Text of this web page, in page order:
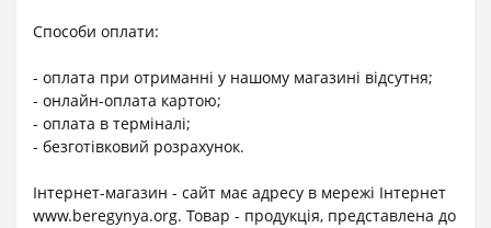
Способи оплати:
- оплата при отриманні у нашому магазині відсутня;
- онлайн-оплата картою;
- оплата в терміналі;
- безготівковий розрахунок.
Інтернет-магазин - сайт має адресу в мережі Інтернет
www.beregynya.org. Товар - продукція, представлена до